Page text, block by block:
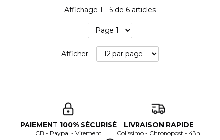
Affichage 1 - 6 de 6 articles
Afficher
PAIEMENT 100% SÉCURISÉ
CB - Paypal - Virement
LIVRAISON RAPIDE
Colissimo - Chronopost - 48h